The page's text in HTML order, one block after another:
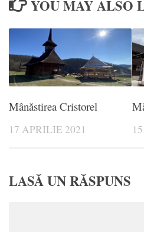
YOU MAY ALSO
Mânăstirea Cristorel
17 APRILIE 2021
LASĂ UN RĂSPUNS